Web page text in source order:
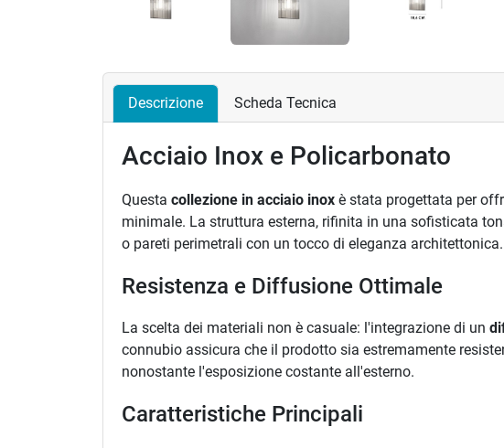
Descrizione Scheda Tecnica
Acciaio Inox e Policarbonato
Questa collezione in acciaio inox è stata progettata per
minimale. La struttura esterna, rifinita in una sofisticata
o pareti perimetrali con un tocco di eleganza architettonica.
Resistenza e Diffusione Ottimale
La scelta dei materiali non è casuale: l'integrazione di un
connubio assicura che il prodotto sia estremamente
nonostante l'esposizione costante all'esterno.
Caratteristiche Principali